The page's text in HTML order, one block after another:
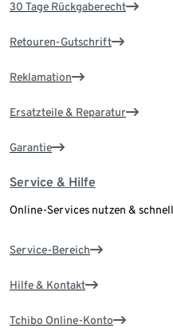
30 Tage Rückgaberecht
Retouren-Gutschrift
Reklamation
Ersatzteile & Reparatur
Garantie
Service & Hilfe
Online-Services nutzen &
Service-Bereich
Hilfe & Kontakt
Tchibo Online-Konto